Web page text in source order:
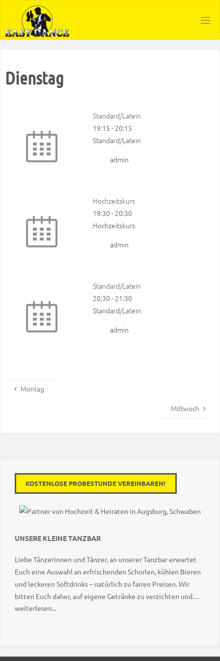
springen
Dienstag
Standard/Latein
19:15 - 20:15
Standard/Latein
admin
Hochzeitskurs
19:30 - 20:30
Hochzeitskurs
admin
Standard/Latein
20:30 - 21:30
Standard/Latein
admin
Montag
Mittwoch
KOSTENLOSE PROBESTUNDE VEREINBAREN!
UNSERE KLEINE TANZBAR
Liebe Tänzerinnen und Tänzer, an unserer Tanzbar erwartet
Euch eine Auswahl an erfrischenden Schorlen, kühlen Bieren
und leckeren Softdrinks – natürlich zu fairen Preisen. Wir
bitten Euch daher, auf eigene Getränke zu verzichten und
stattdessen unser Angebot zu genießen. Vielen Dank für Euer
weiterlesen...